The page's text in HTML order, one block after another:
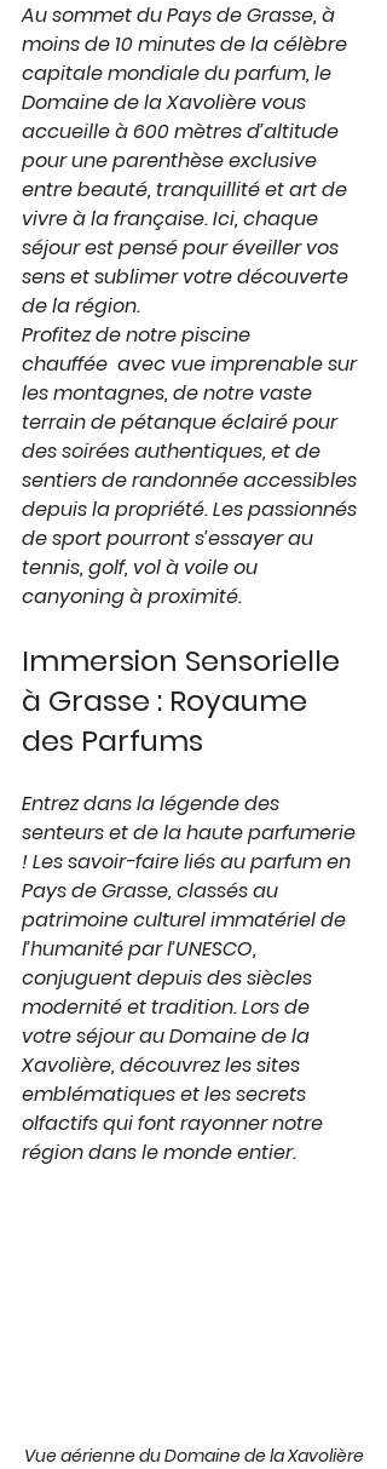
Au sommet du Pays de Grasse, à
moins de 10 minutes de la célèbre
capitale mondiale du parfum, le
Domaine de la Xavolière vous
accueille à 600 mètres d’altitude
pour une parenthèse exclusive
entre beauté, tranquillité et art de
vivre à la française. Ici, chaque
séjour est pensé pour éveiller vos
sens et sublimer votre découverte
de la région.
Profitez de notre piscine
chauffée avec vue imprenable sur
les montagnes, de notre vaste
terrain de pétanque éclairé pour
des soirées authentiques, et de
sentiers de randonnée accessibles
depuis la propriété. Les passionnés
de sport pourront s’essayer au
tennis, golf, vol à voile ou
canyoning à proximité.
Immersion Sensorielle
à Grasse : Royaume
des Parfums
Entrez dans la légende des
senteurs et de la haute parfumerie
! Les savoir-faire liés au parfum en
Pays de Grasse, classés au
patrimoine culturel immatériel de
l’humanité par l’UNESCO,
conjuguent depuis des siècles
modernité et tradition. Lors de
votre séjour au Domaine de la
Xavolière, découvrez les sites
emblématiques et les secrets
olfactifs qui font rayonner notre
région dans le monde entier.
Vue aérienne du Domaine de la Xavolière